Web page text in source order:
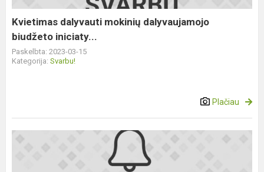
Kvietimas dalyvauti mokinių dalyvaujamojo
biudžeto iniciaty...
Paskelbta: 2023-03-15
Kategorija: Svarbu!
Plačiau
Kauno